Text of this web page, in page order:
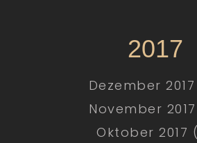
2017
Dezember
November
Oktober 2017